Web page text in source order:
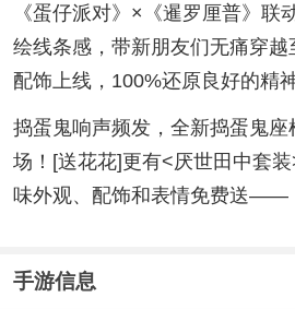
《蛋仔派对》×《暹罗厘普》联
绘线条感，带新朋友们无痛穿
配饰上线，100%还原良好的精
捣蛋鬼响声频发，全新捣蛋鬼座
场！[送花花]更有<厌世田中套
味外观、配饰和表情免费送——
手游信息